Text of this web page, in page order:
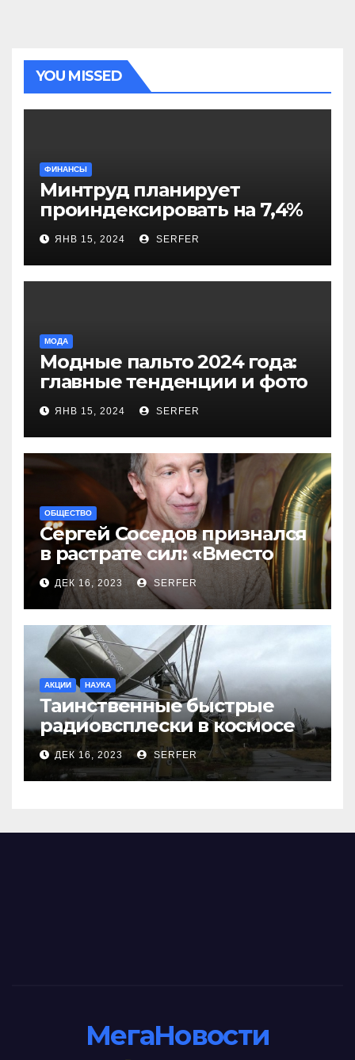
YOU MISSED
ФИНАНСЫ
Минтруд планирует
проиндексировать на 7,4%
более 40 выплат и
компенсаций
ЯНВ 15, 2024 SERFER
МОДА
Модные пальто 2024 года:
главные тенденции и фото
новинок
ЯНВ 15, 2024 SERFER
ОБЩЕСТВО
Сергей Соседов признался
в растрате сил: «Вместо
меня взяли Пригожина»
ДЕК 16, 2023 SERFER
АКЦИИ НАУКА
Таинственные быстрые
радиовсплески в космосе
сделались все более
странными
ДЕК 16, 2023 SERFER
МегаНовости